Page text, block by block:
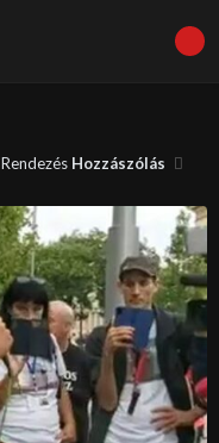
Rendezés Hozzászólás